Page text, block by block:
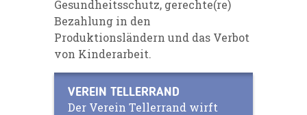
Gesundheitsschutz, gerechte(re)
Bezahlung in den
Produktionsländern und das Verbot
von Kinderarbeit.
VEREIN TELLERRAND
Der Verein Tellerrand wirft